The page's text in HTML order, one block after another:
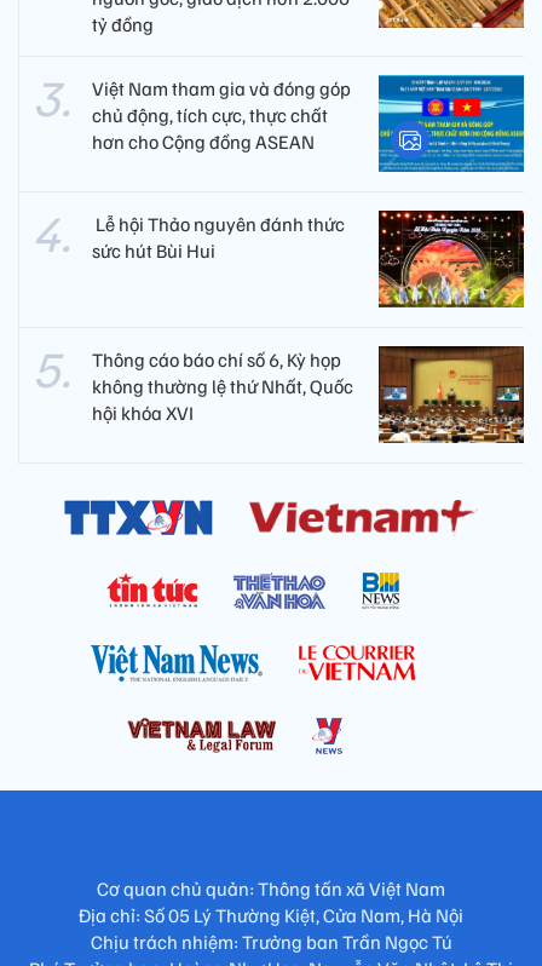
tỷ đồng
Việt Nam tham gia và đóng góp
chủ động, tích cực, thực chất
hơn cho Cộng đồng ASEAN
​ Lễ hội Thảo nguyên đánh thức
sức hút Bùi Hui
Thông cáo báo chí số 6, Kỳ họp
không thường lệ thứ Nhất, Quốc
hội khóa XVI
Cơ quan chủ quản: Thông tấn xã Việt Nam
Địa chỉ: Số 05 Lý Thường Kiệt, Cửa Nam, Hà Nội